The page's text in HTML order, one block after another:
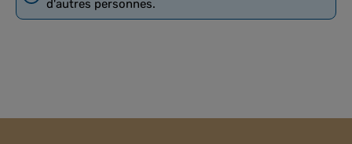
d'autres personnes.